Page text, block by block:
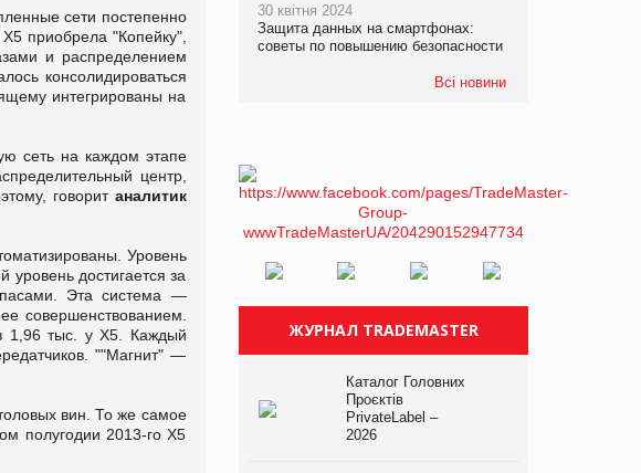
сети постепенно
приобрела "Копейку",
и распределением
консолидироваться
интегрированы на
сеть на каждом этапе
центр,
говорит аналитик
Уровень
достигается за
Эта система —
совершенствованием.
1,96 тыс. у Х5. Каждый
""Магнит" —
вин. То же самое
полугодии 2013-го Х5
30 квітня 2024
Защита данных на смартфонах:
советы по повышению безопасности
Всі новини
ЖУРНАЛ TRADEMASTER
Каталог Головних
Проєктів
PrivateLabel –
2026